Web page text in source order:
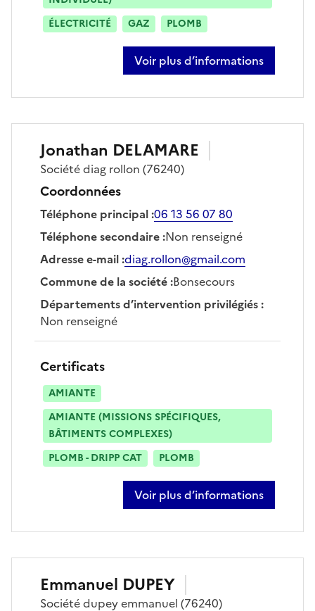
ÉLECTRICITÉ
GAZ PLOMB
Voir plus d’informations
sur norbert tanguy
Jonathan DELAMARE
Sociétédiag rollon (76240)
Coordonnées
Téléphone principal:06 13 56 07 80
Téléphone secondaire:Non renseigné
Adresse e-mail:diag.rollon@gmail.com
Commune de la société:Bonsecours
Départements d’intervention privilégiés:
Non renseigné
Certificats
AMIANTE
AMIANTE (MISSIONS SPÉCIFIQUES,
BÂTIMENTS COMPLEXES)
PLOMB - DRIPP CAT
PLOMB
Voir plus d’informations
sur jonathan delamare
Emmanuel DUPEY
Sociétédupey emmanuel (76240)